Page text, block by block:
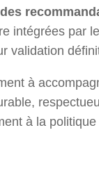
intégrées par
validation
à
à la